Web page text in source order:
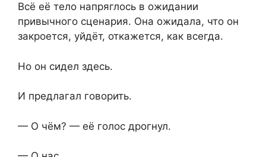
Всё её тело напряглось в ожидании
привычного сценария. Она ожидала, что он
закроется, уйдёт, откажется, как всегда.
Но он сидел здесь.
И предлагал говорить.
— О чём? — её голос дрогнул.